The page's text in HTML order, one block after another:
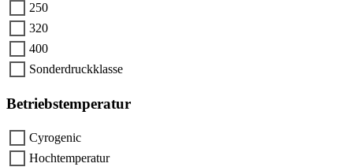
250
320
400
Sonderdruckklasse
Betriebstemperatur
Cyrogenic
Hochtemperatur